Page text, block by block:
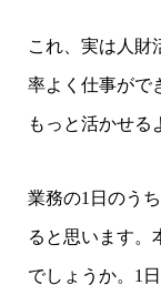
これ、実は人財
率よく仕事がで
もっと活かせる
業務の1日のう
ると思います。
でしょうか。1